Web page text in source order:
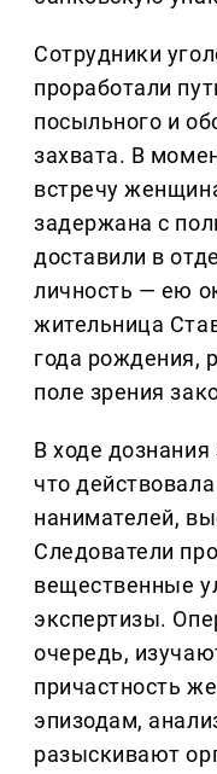
Сотрудники
проработали
посыльного и
захвата. В
встречу
задержана с
доставили в
личность — ею
жительница
года рождения,
поле зрения
В ходе
что
нанимателей,
Следователи
вещественные
экспертизы.
очередь,
причастность
эпизодам,
разыскивают